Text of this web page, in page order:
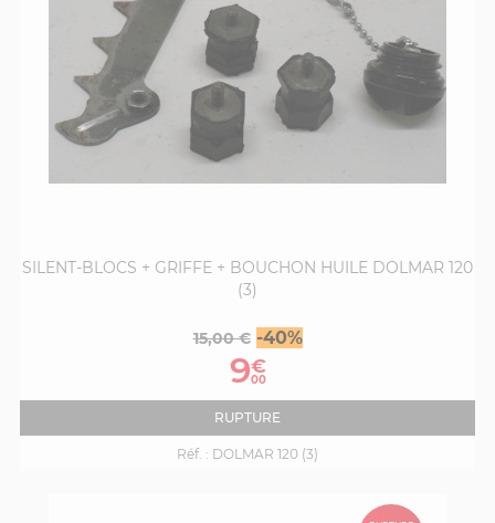
SILENT-BLOCS + GRIFFE + BOUCHON HUILE DOLMAR 120
(3)
Prix
base
15,00 € -40%Prix
9€
00
RUPTURE
Réf. : DOLMAR 120 (3)